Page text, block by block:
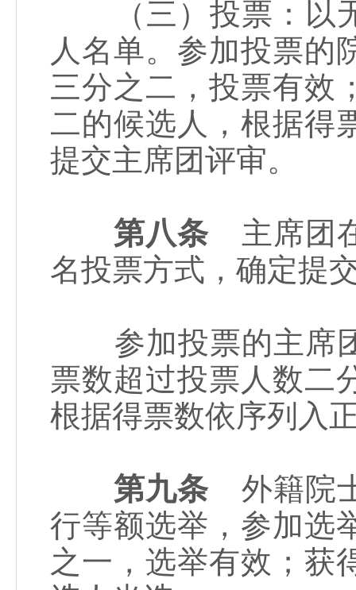
（三）投票：以无
人名单。参加投票的
三分之二，投票有效
二的候选人，根据得
提交主席团评审。
第八条 主席团
名投票方式，确定提
参加投票的主席团
票数超过投票人数二
根据得票数依序列入
第九条 外籍院
行等额选举，参加选
之一，选举有效；获